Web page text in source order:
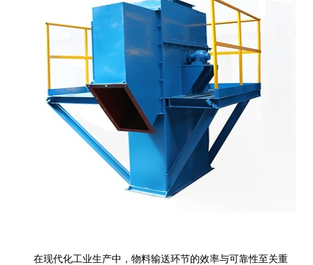
在现代化工业生产中，物料输送环节的效率与可靠性至关重